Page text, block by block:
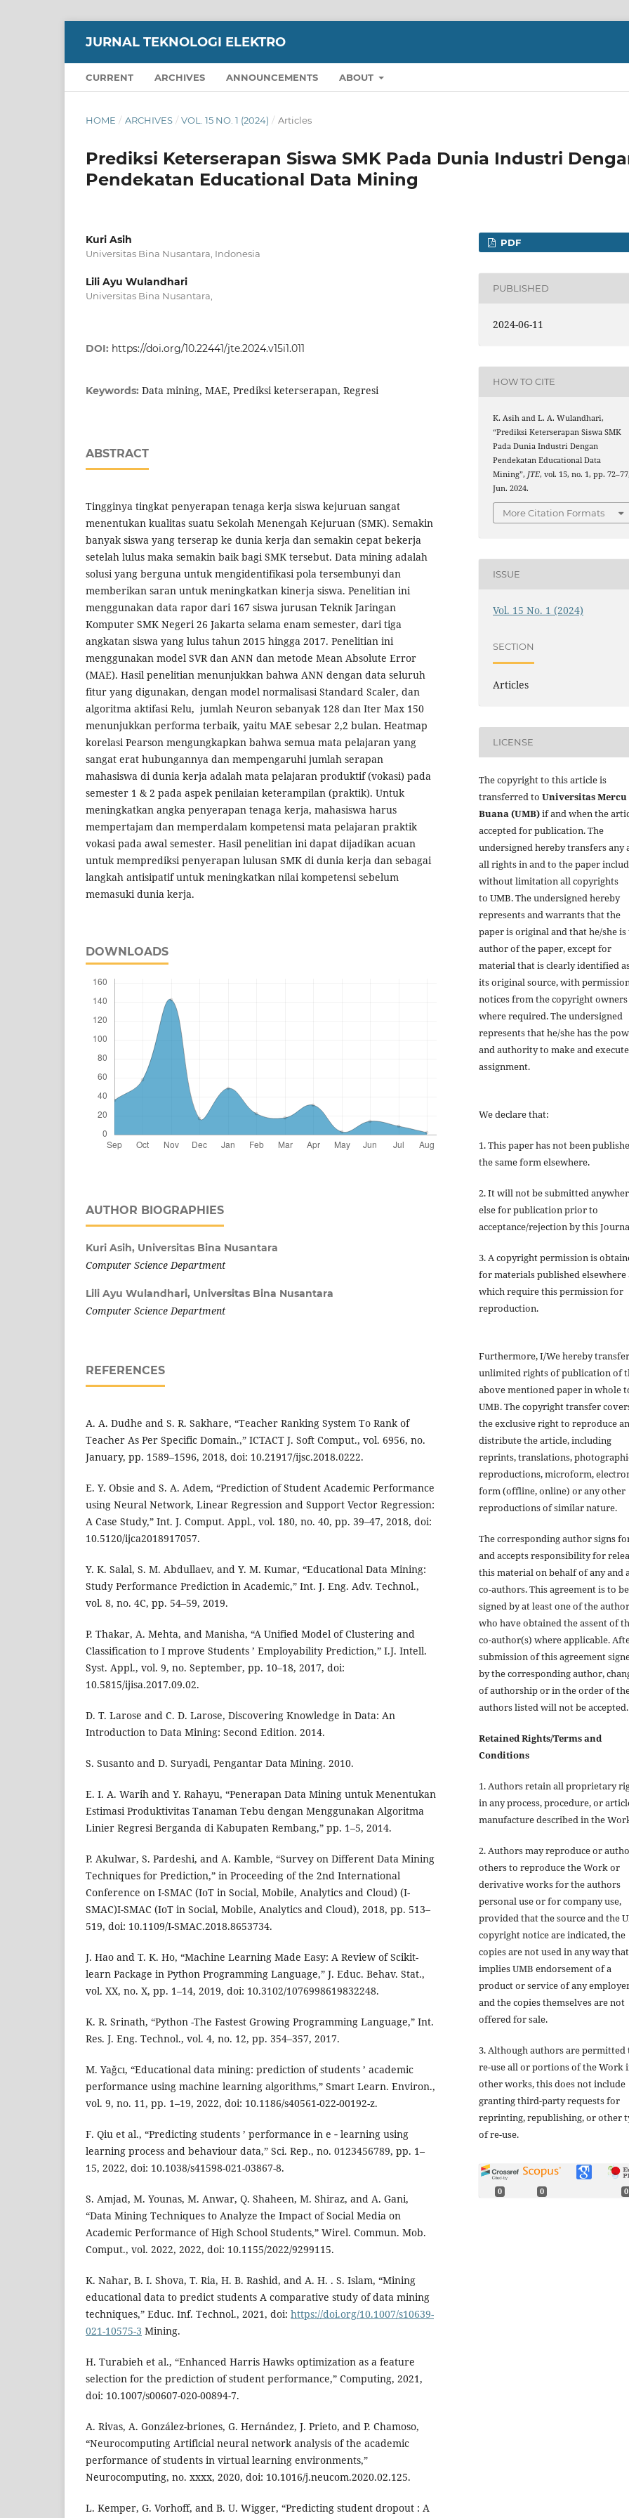
JURNAL TEKNOLOGI ELEKTRO
CURRENT ARCHIVES ANNOUNCEMENTS ABOUT
HOME / ARCHIVES / VOL. 15 NO. 1 (2024) / Articles
Prediksi Keterserapan Siswa SMK Pada Dunia Industri
Pendekatan Educational Data Mining
Kuri Asih
Universitas Bina Nusantara, Indonesia
Lili Ayu Wulandhari
Universitas Bina Nusantara,
DOI: https://doi.org/10.22441/jte.2024.v15i1.011
Keywords: Data mining, MAE, Prediksi keterserapan, Regresi
ABSTRACT
Tingginya tingkat penyerapan tenaga kerja siswa kejuruan sangat
menentukan kualitas suatu Sekolah Menengah Kejuruan (SMK). Semakin
banyak siswa yang terserap ke dunia kerja dan semakin cepat bekerja
setelah lulus maka semakin baik bagi SMK tersebut. Data mining adalah
solusi yang berguna untuk mengidentifikasi pola tersembunyi dan
memberikan saran untuk meningkatkan kinerja siswa. Penelitian ini
menggunakan data rapor dari 167 siswa jurusan Teknik Jaringan
Komputer SMK Negeri 26 Jakarta selama enam semester, dari tiga
angkatan siswa yang lulus tahun 2015 hingga 2017. Penelitian ini
menggunakan model SVR dan ANN dan metode Mean Absolute Error
(MAE). Hasil penelitian menunjukkan bahwa ANN dengan data seluruh
fitur yang digunakan, dengan model normalisasi Standard Scaler, dan
algoritma aktifasi Relu, jumlah Neuron sebanyak 128 dan Iter Max 150
menunjukkan performa terbaik, yaitu MAE sebesar 2,2 bulan. Heatmap
korelasi Pearson mengungkapkan bahwa semua mata pelajaran yang
sangat erat hubungannya dan mempengaruhi jumlah serapan
mahasiswa di dunia kerja adalah mata pelajaran produktif (vokasi) pada
semester 1 & 2 pada aspek penilaian keterampilan (praktik). Untuk
meningkatkan angka penyerapan tenaga kerja, mahasiswa harus
mempertajam dan memperdalam kompetensi mata pelajaran praktik
vokasi pada awal semester. Hasil penelitian ini dapat dijadikan acuan
untuk memprediksi penyerapan lulusan SMK di dunia kerja dan sebagai
langkah antisipatif untuk meningkatkan nilai kompetensi sebelum
memasuki dunia kerja.
DOWNLOADS
AUTHOR BIOGRAPHIES
Kuri Asih, Universitas Bina Nusantara
Computer Science Department
Lili Ayu Wulandhari, Universitas Bina Nusantara
Computer Science Department
REFERENCES
A. A. Dudhe and S. R. Sakhare, “Teacher Ranking System To Rank of
Teacher As Per Specific Domain.,” ICTACT J. Soft Comput., vol. 6956, no.
January, pp. 1589–1596, 2018, doi: 10.21917/ijsc.2018.0222.
E. Y. Obsie and S. A. Adem, “Prediction of Student Academic Performance
using Neural Network, Linear Regression and Support Vector Regression:
A Case Study,” Int. J. Comput. Appl., vol. 180, no. 40, pp. 39–47, 2018, doi:
10.5120/ijca2018917057.
Y. K. Salal, S. M. Abdullaev, and Y. M. Kumar, “Educational Data Mining:
Study Performance Prediction in Academic,” Int. J. Eng. Adv. Technol.,
vol. 8, no. 4C, pp. 54–59, 2019.
P. Thakar, A. Mehta, and Manisha, “A Unified Model of Clustering and
Classification to I mprove Students ’ Employability Prediction,” I.J. Intell.
Syst. Appl., vol. 9, no. September, pp. 10–18, 2017, doi:
10.5815/ijisa.2017.09.02.
D. T. Larose and C. D. Larose, Discovering Knowledge in Data: An
Introduction to Data Mining: Second Edition. 2014.
S. Susanto and D. Suryadi, Pengantar Data Mining. 2010.
E. I. A. Warih and Y. Rahayu, “Penerapan Data Mining untuk Menentukan
Estimasi Produktivitas Tanaman Tebu dengan Menggunakan Algoritma
Linier Regresi Berganda di Kabupaten Rembang,” pp. 1–5, 2014.
P. Akulwar, S. Pardeshi, and A. Kamble, “Survey on Different Data Mining
Techniques for Prediction,” in Proceeding of the 2nd International
Conference on I-SMAC (IoT in Social, Mobile, Analytics and Cloud) (I-
SMAC)I-SMAC (IoT in Social, Mobile, Analytics and Cloud), 2018, pp. 513–
519, doi: 10.1109/I-SMAC.2018.8653734.
J. Hao and T. K. Ho, “Machine Learning Made Easy: A Review of Scikit-
learn Package in Python Programming Language,” J. Educ. Behav. Stat.,
vol. XX, no. X, pp. 1–14, 2019, doi: 10.3102/1076998619832248.
K. R. Srinath, “Python -The Fastest Growing Programming Language,” Int.
Res. J. Eng. Technol., vol. 4, no. 12, pp. 354–357, 2017.
M. Yağcı, “Educational data mining: prediction of students ’ academic
performance using machine learning algorithms,” Smart Learn. Environ.,
vol. 9, no. 11, pp. 1–19, 2022, doi: 10.1186/s40561-022-00192-z.
F. Qiu et al., “Predicting students ’ performance in e ‑ learning using
learning process and behaviour data,” Sci. Rep., no. 0123456789, pp. 1–
15, 2022, doi: 10.1038/s41598-021-03867-8.
S. Amjad, M. Younas, M. Anwar, Q. Shaheen, M. Shiraz, and A. Gani,
“Data Mining Techniques to Analyze the Impact of Social Media on
Academic Performance of High School Students,” Wirel. Commun. Mob.
Comput., vol. 2022, 2022, doi: 10.1155/2022/9299115.
K. Nahar, B. I. Shova, T. Ria, H. B. Rashid, and A. H. . S. Islam, “Mining
educational data to predict students A comparative study of data mining
techniques,” Educ. Inf. Technol., 2021, doi: https://doi.org/10.1007/s10639-
021-10575-3 Mining.
H. Turabieh et al., “Enhanced Harris Hawks optimization as a feature
selection for the prediction of student performance,” Computing, 2021,
doi: 10.1007/s00607-020-00894-7.
A. Rivas, A. González-briones, G. Hernández, J. Prieto, and P. Chamoso,
“Neurocomputing Artificial neural network analysis of the academic
performance of students in virtual learning environments,”
Neurocomputing, no. xxxx, 2020, doi: 10.1016/j.neucom.2020.02.125.
L. Kemper, G. Vorhoff, and B. U. Wigger, “Predicting student dropout : A
PDF
PUBLISHED
2024-06-11
HOW TO CITE
K. Asih and L. A. Wulandhari,
“Prediksi Keterserapan Siswa SMK
Pada Dunia Industri Dengan
Pendekatan Educational Data
Mining”,JTE, vol. 15, no. 1, pp. 72–77,
Jun. 2024.
More Citation Formats
ISSUE
Vol. 15 No. 1 (2024)
SECTION
Articles
LICENSE
The copyright to this article is
transferred to Universitas Mercu
Buana (UMB)if and when the
accepted for publication. The
undersigned hereby transfers any
all rights in and to the paper
without limitation all copyrights
to UMB. The undersigned hereby
represents and warrants that the
paper is original and that he/she is
author of the paper, except for
material that is clearly identified
its original source, with permission
notices from the copyright owners
where required. The undersigned
represents that he/she has the
and authority to make and
assignment.
We declare that:
1. This paper has not been
the same form elsewhere.
2. It will not be submitted
else for publication prior to
acceptance/rejection by this
3. A copyright permission is
for materials published elsewhere
which require this permission for
reproduction.
Furthermore, I/We hereby
unlimited rights of publication of
above mentioned paper in whole
UMB. The copyright transfer
the exclusive right to reproduce
distribute the article, including
reprints, translations,
reproductions, microform,
form (offline, online) or any other
reproductions of similar nature.
The corresponding author signs
and accepts responsibility for
this material on behalf of any and
co-authors. This agreement is to be
signed by at least one of the
who have obtained the assent of
co-author(s) where applicable.
submission of this agreement
by the corresponding author,
of authorship or in the order of
authors listed will not be accepted.
Retained Rights/Terms and
Conditions
1. Authors retain all proprietary
in any process, procedure, or
manufacture described in the
2. Authors may reproduce or
others to reproduce the Work or
derivative works for the authors
personal use or for company use,
provided that the source and the
copyright notice are indicated, the
copies are not used in any way that
implies UMB endorsement of a
product or service of any
and the copies themselves are not
offered for sale.
3. Although authors are permitted
re-use all or portions of the Work
other works, this does not include
granting third-party requests for
reprinting, republishing, or other
of re-use.
0 0 0